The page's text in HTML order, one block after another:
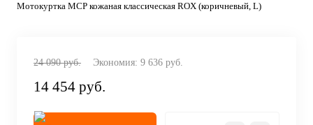
Мотокуртка MCP кожаная классическая ROX (коричневый, L)
24 090 руб. Экономия: 9 636 руб.
14 454 руб.